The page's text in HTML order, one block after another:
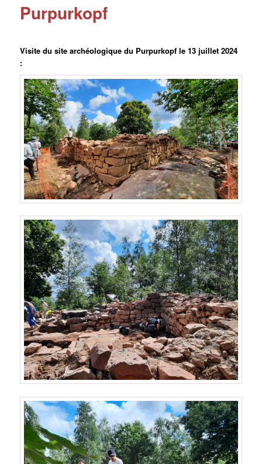
Purpurkopf
Visite du site archéologique du Purpurkopf le 13 juillet 2024
: